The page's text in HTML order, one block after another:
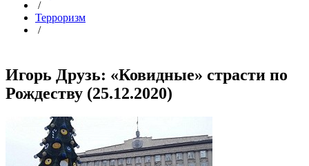
/
Терроризм
/
Игорь Друзь: «Ковидные» страсти по
Рождеству (25.12.2020)